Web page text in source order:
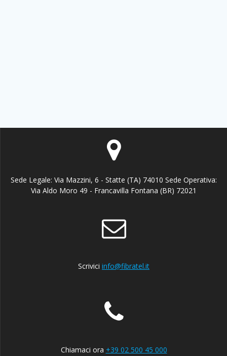
Sede Legale: Via Mazzini, 6 - Statte (TA) 74010 Sede Operativa:
Via Aldo Moro 49 - Francavilla Fontana (BR) 72021
Scrivici info@fibratel.it
Chiamaci ora +39 02 500 45 000